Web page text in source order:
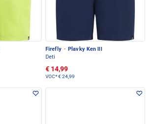
Firefly · Plavky Ken III
Deti
€ 14,99
VOC*€ 24,99